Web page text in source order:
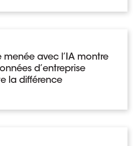
menée avec l’IA montre
d’entreprise
la différence